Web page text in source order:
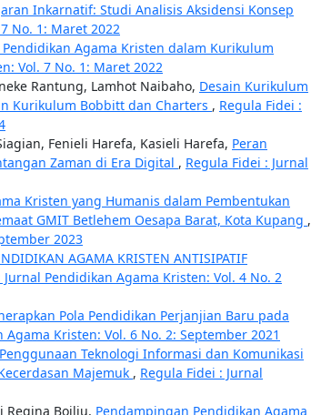
Inkarnatif: Studi Analisis Aksidensi Konsep
No. 1: Maret 2022
Agama Kristen dalam Kurikulum
Vol. 7 No. 1: Maret 2022
Rantung, Lamhot Naibaho, Desain Kurikulum
Kurikulum Bobbitt dan Charters , Regula Fidei :
Fenieli Harefa, Kasieli Harefa, Peran
Zaman di Era Digital , Regula Fidei : Jurnal
Kristen yang Humanis dalam Pembentukan
GMIT Betlehem Oesapa Barat, Kota Kupang ,
2023
AGAMA KRISTEN ANTISIPATIF
Jurnal Pendidikan Agama Kristen: Vol. 4 No. 2
Pola Pendidikan Perjanjian Baru pada
Kristen: Vol. 6 No. 2: September 2021
Penggunaan Teknologi Informasi dan Komunikasi
Majemuk , Regula Fidei : Jurnal
Regina Boiliu, Pendampingan Pendidikan Agama